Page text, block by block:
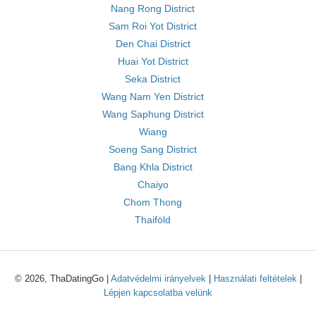
Nang Rong District
Sam Roi Yot District
Den Chai District
Huai Yot District
Seka District
Wang Nam Yen District
Wang Saphung District
Wiang
Soeng Sang District
Bang Khla District
Chaiyo
Chom Thong
Thaiföld
© 2026, ThaDatingGo | Adatvédelmi irányelvek| Használati feltételek|
Lépjen kapcsolatba velünk